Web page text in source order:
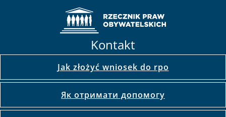
Kontakt
Jak złożyć wniosek do rpo
Як отримати допомогу